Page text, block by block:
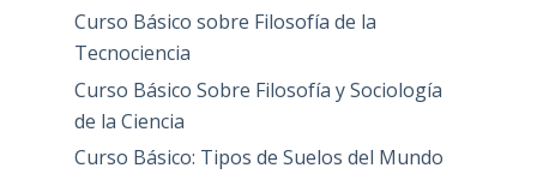
Curso Básico sobre Filosofía de la
Tecnociencia
Curso Básico Sobre Filosofía y Sociología
de la Ciencia
Curso Básico: Tipos de Suelos del Mundo